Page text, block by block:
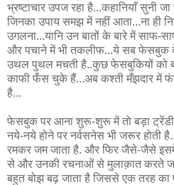
भ्रष्टाचार उपज रहा है...कहानियाँ सुनी जा
जिनका उपाय समझ में नहीं आता...ना ही
उगलना...यानि उन बातों के बारे में साफ-
और पचाने में भी तकलीफ...ये सब फेसबुक
उथल पुथल मचती है..कुछ फेसबुकियों को
काफी फँस चुके हैं...अब कश्ती मँझदार में
है...
फेसबुक पर आना शुरू-शुरू में तो बड़ा
नये-नये होने पर नर्वसनेस भी जरूर होती
रमकर जम जाता है. और फिर जैसे-जैसे
से और उनकी रचनाओं से मुलाक़ात करते
बहुत बोझ बढ़ जाता है जिससे एक तरह का